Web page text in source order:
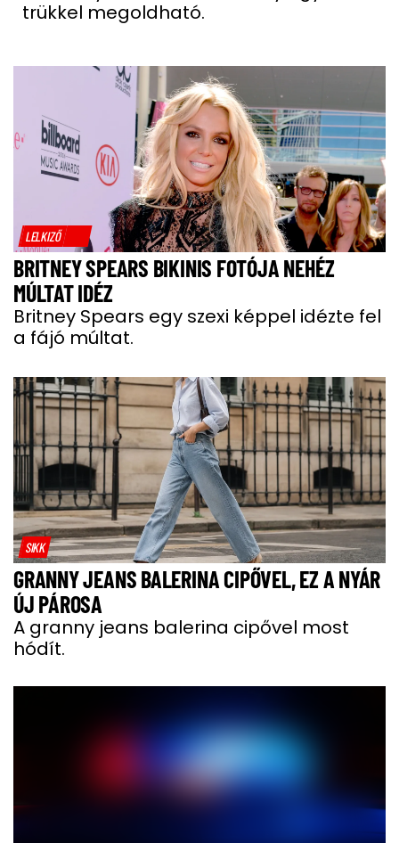
trükkel megoldható.
LELKIZŐ
BRITNEY SPEARS BIKINIS FOTÓJA NEHÉZ
MÚLTAT IDÉZ
Britney Spears egy szexi képpel idézte fel
a fájó múltat.
SIKK
GRANNY JEANS BALERINA CIPŐVEL, EZ A NYÁR
ÚJ PÁROSA
A granny jeans balerina cipővel most
hódít.